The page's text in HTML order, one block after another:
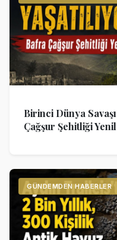
Birinci Dünya
Çağşur Şehitliği
GÜNDEMDEN HABERLER